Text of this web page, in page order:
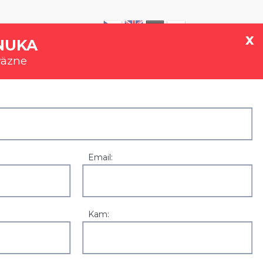
REFERENCIE KONTAKT
x
Email:
Kam: